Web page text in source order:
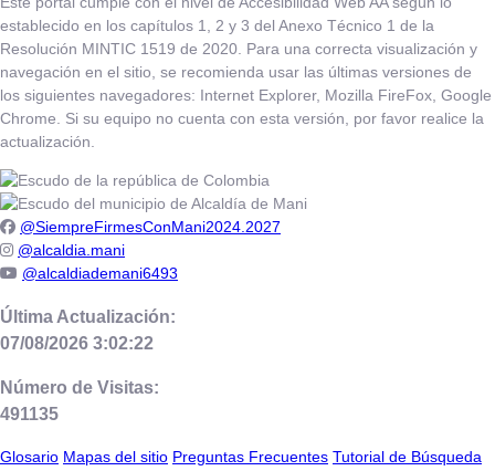
establecido en los capítulos 1, 2 y 3 del Anexo Técnico 1 de la
Resolución MINTIC 1519 de 2020. Para una correcta visualización y
navegación en el sitio, se recomienda usar las últimas versiones de
los siguientes navegadores: Internet Explorer, Mozilla FireFox, Google
Chrome. Si su equipo no cuenta con esta versión, por favor realice la
actualización.
@SiempreFirmesConMani2024.2027
@alcaldia.mani
@alcaldiademani6493
Última Actualización:
07/08/2026 3:02:22
Número de Visitas:
491135
Glosario Mapas del sitio Preguntas Frecuentes Tutorial de Búsqueda